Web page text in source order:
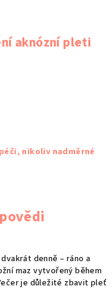
aknózní pleti
nikoliv nadměrné
denně – ráno a
maz vytvořený během
je důležité zbavit pleť